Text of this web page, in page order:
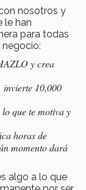
nosotros y
le han
para todas
negocio:
y crea
invierte 10,000
lo que te motiva y
horas de
momento dará
algo a lo que